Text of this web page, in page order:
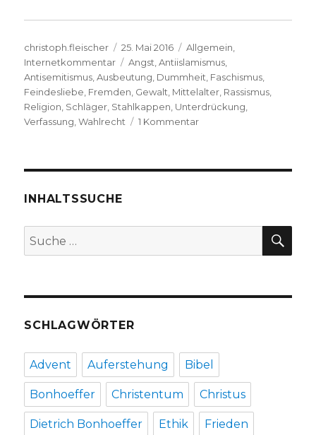
Autor
christoph.fleischer
Veröffentlicht
am
25. Mai 2016 Kategorien
Allgemein
Internetkommentar
Schlagwörter
Angst ,Antiislamismus
Antisemitismus ,Ausbeutung Dummheit Faschismus
Feindesliebe Fremden Gewalt Mittelalter Rassismus
Religion Schläger Stahlkappen Unterdrückung
Verfassung ,Wahlrecht 1 Kommentarzu
würde.
Fleischer,
INHALTSSUCHE
Suche
nach:
SCHLAGWÖRTER
Advent Auferstehung Bibel
Bonhoeffer Christentum Christus
Dietrich Bonhoeffer Ethik Frieden